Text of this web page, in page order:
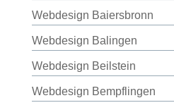
Webdesign Baiersbronn
Webdesign Balingen
Webdesign Beilstein
Webdesign Bempflingen